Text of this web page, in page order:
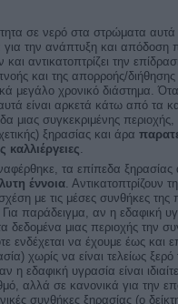
σε νερό στα στρώματα
για την ανάπτυξη και
και αντικατοπτρίζει την
και της απορροής/
μεγάλο χρονικό διάστημα.
είναι αρκετά κάτω από τα
μιας συγκεκριμένης
ξηρασίας και άρα
καλλιέργειες
τα επίπεδα ξηρασίας
έννοια . Αντικατοπτρίζουν
με τις μέσες συνθήκες της
παράδειγμα, αν η εδαφική
δεδομένα μιας περιοχής την
ενδέχεται να έχουμε έως και
χωρίς να είναι τελείως ξερό
η εδαφική υγρασία είναι
αλλά σε κανονικά για την
συνθήκες ξηρασίας (ο